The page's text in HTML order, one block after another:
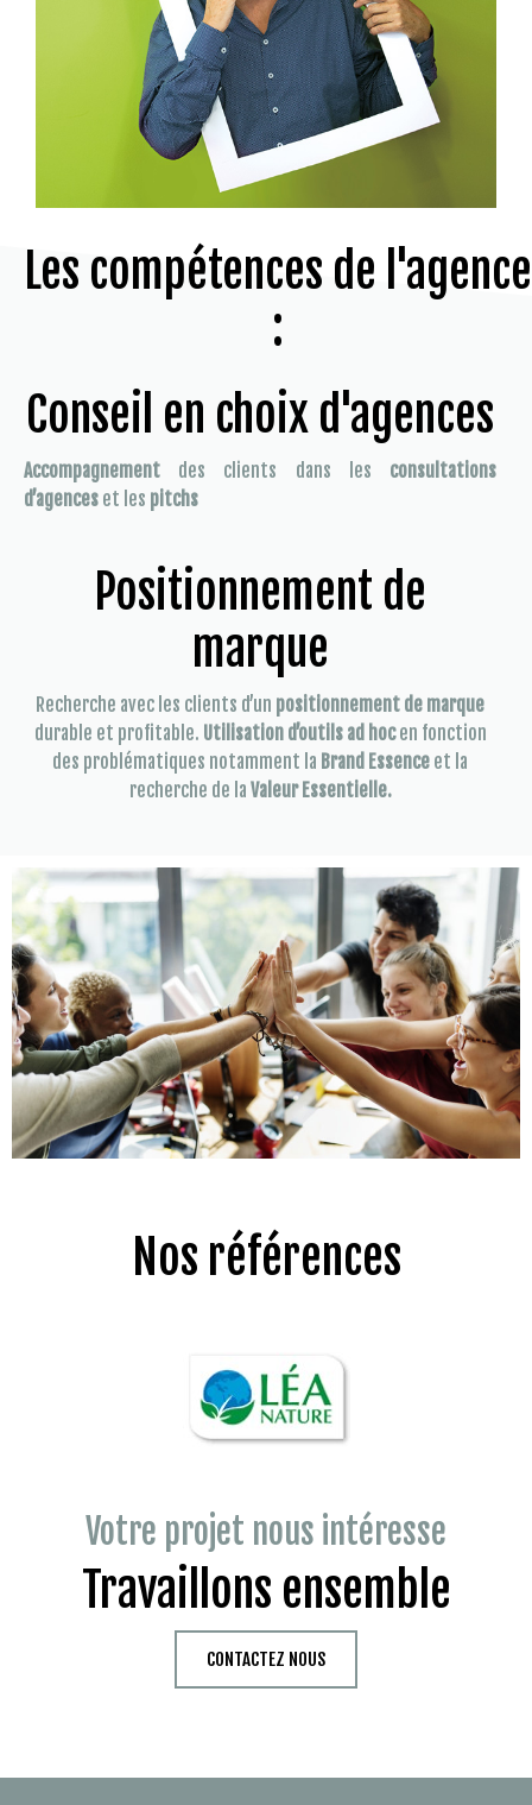
Les compétences de l'agence
:
Conseil en choix d'agences
Accompagnement des clients dans les consultations
d’agences et les pitchs
Positionnement de
marque
Recherche avec les clients d’un positionnement de marque
durable et profitable. Utilisation d’outils ad hocen fonction
des problématiques notamment la Brand Essence et la
recherche de la Valeur Essentielle.
Nos références
Votre projet nous intéresse
Travaillons ensemble
CONTACTEZ NOUS